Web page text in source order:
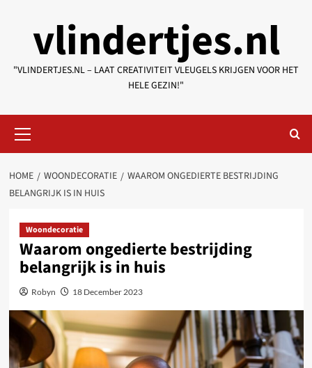
contentvlindertjes.nl
"VLINDERTJES.NL – LAAT CREATIVITEIT VLEUGELS KRIJGEN VOOR HET
HELE GEZIN!"
Menu
HOME WOONDECORATIE
WAAROM ONGEDIERTE BESTRIJDING
BELANGRIJK IS IN HUIS
Woondecoratie
Waarom ongedierte bestrijding
belangrijk is in huis
Robyn 18 December 2023